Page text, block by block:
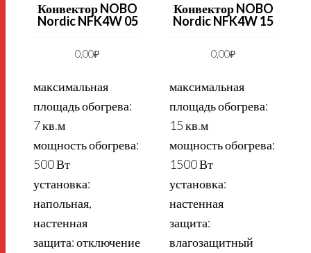
Конвектор NOBO
Nordic NFK4W 05
0,00₽
максимальная
площадь обогрева:
7 кв.м
мощность обогрева:
500 Вт
установка:
напольная,
настенная
защита: отключение
Конвектор NOBO
Nordic NFK4W 15
0,00₽
максимальная
площадь обогрева:
15 кв.м
мощность обогрева:
1500 Вт
установка:
настенная
защита:
влагозащитный